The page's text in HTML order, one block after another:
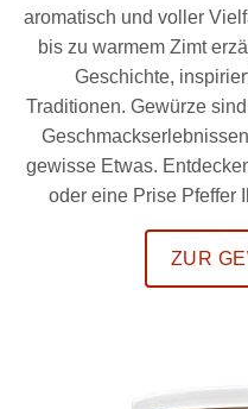
aromatisch und voller
bis zu warmem Zimt
Geschichte,
Traditionen. Gewürze
gewisse Etwas.
oder eine Prise Pfeffer
ZUR